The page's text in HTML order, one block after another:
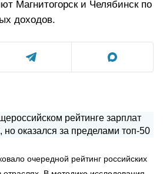
Магнитогорск и Челябинск по
доходов.
очередной рейтинг российских